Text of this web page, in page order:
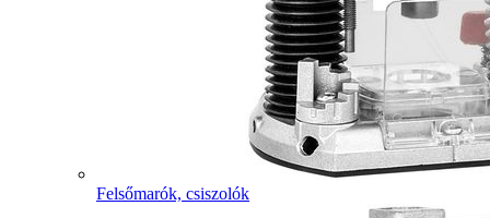
Felsőmarók, csiszolók